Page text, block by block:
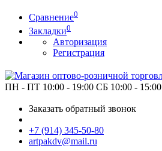
Сравнение0
Закладки0
Авторизация
Регистрация
ПН - ПТ 10:00 - 19:00 СБ 10:00 - 15:00
Заказать обратный звонок
+7 (914) 345-50-80
artpakdv@mail.ru